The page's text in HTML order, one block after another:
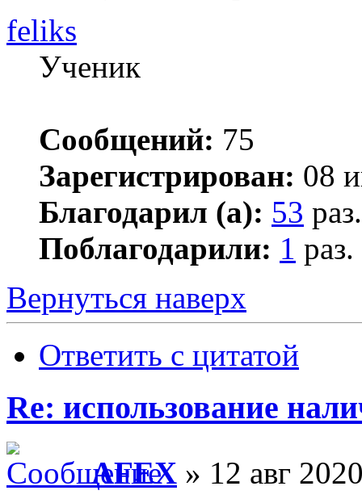
feliks
Ученик
Сообщений: 75
Зарегистрирован: 08
Благодарил (а): 53 раз.
Поблагодарили: 1 раз.
Вернуться наверх
Ответить с цитатой
Re: использование
AFEX » 12 авг